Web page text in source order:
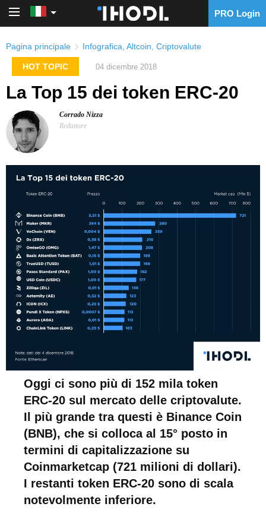
PRO Login
Pagina principale Infografica Altcoin Criptovalute
HOT TOPIC 04 dicembre 2018
La Top 15 dei token ERC-20
Corrado Nizza
Redattore
Oggi ci sono più di 152 mila token
ERC-20 sul mercato delle criptovalute.
Il più grande tra questi è Binance Coin
(BNB), che si colloca al 15° posto in
termini di capitalizzazione su
Coinmarketcap (721 milioni di dollari).
I restanti token ERC-20 sono di scala
notevolmente inferiore.